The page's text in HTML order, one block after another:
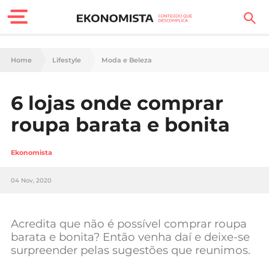
Finanças Pessoais
Carreira
Casa
Tecnologia
Negócios
Home Lifestyle Moda e Beleza
6 lojas onde comprar
roupa barata e bonita
Ekonomista
04 Nov, 2020
Acredita que não é possível comprar roupa
barata e bonita? Então venha daí e deixe-se
surpreender pelas sugestões que reunimos.